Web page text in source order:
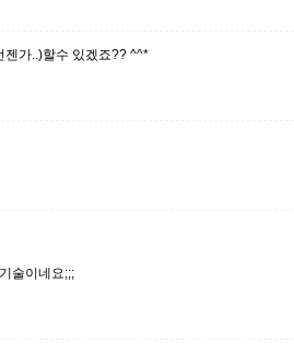
젠가..)할수 있겠죠?? ^^*
술이네요;;;